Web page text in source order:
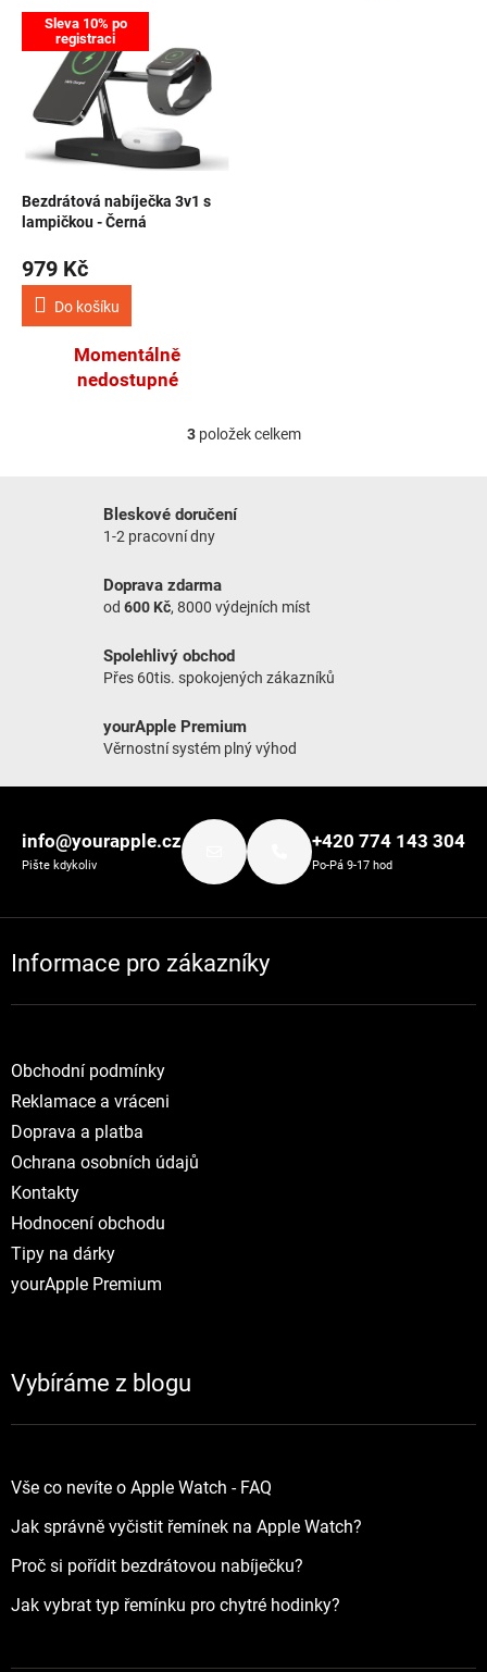
Sleva 10% po
registraci
Bezdrátová nabíječka 3v1 s
lampičkou - Černá
979 Kč
Do košíku
Momentálně
nedostupné
Ovládací prvky výpisu
3položek celkem
Bleskové doručení
1-2 pracovní dny
Doprava zdarma
od 600 Kč, 8000 výdejních míst
Spolehlivý obchod
Přes 60tis. spokojených zákazníků
yourApple Premium
Věrnostní systém plný výhod
info@yourapple.cz
Pište kdykoliv
+420 774 143 304
Po-Pá 9-17 hod
Informace pro zákazníky
Obchodní podmínky
Reklamace a vráceni
Doprava a platba
Ochrana osobních údajů
Kontakty
Hodnocení obchodu
Tipy na dárky
yourApple Premium
Vybíráme z blogu
Vše co nevíte o Apple Watch - FAQ
Jak správně vyčistit řemínek na Apple Watch?
Proč si pořídit bezdrátovou nabíječku?
Jak vybrat typ řemínku pro chytré hodinky?